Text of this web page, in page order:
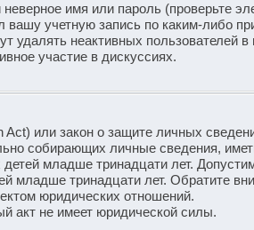
имя или пароль (проверьте
вашу учетную запись по каким-либо
удалять неактивных
участие в дискуссиях.
или закон о защите личных
собирающих личные сведения,
младше тринадцати лет.
младше тринадцати лет. Обратите
юридических отношений.
акт не имеет юридической силы.